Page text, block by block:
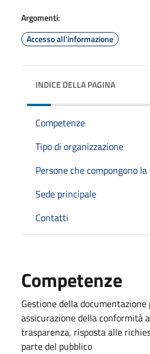
Argomenti:
Accesso all'informazione
INDICE DELLA PAGINA
Competenze
Tipo di organizzazione
Persone che compongono
Sede principale
Contatti
Competenze
Gestione della documentazione
assicurazione della conformità
trasparenza, risposta alle
parte del pubblico